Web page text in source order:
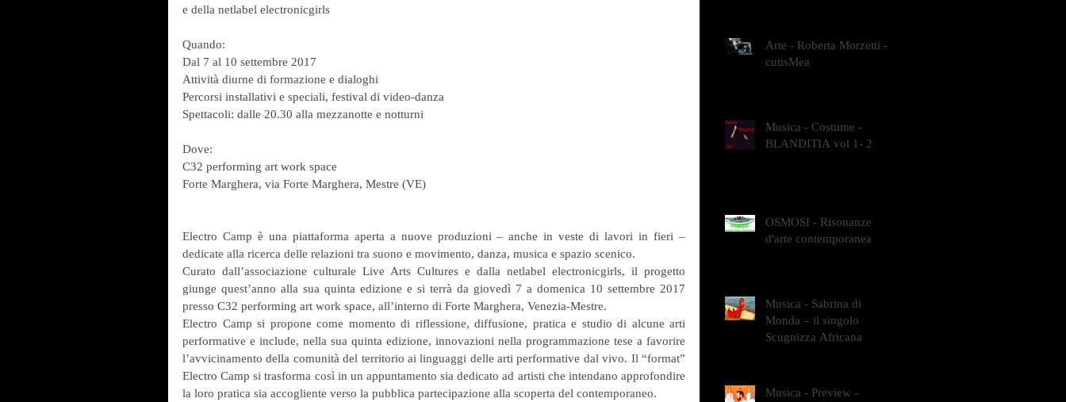
e della netlabel electronicgirls
Quando:
Dal 7 al 10 settembre 2017
Attività diurne di formazione e dialoghi
Percorsi installativi e speciali, festival di video-danza
Spettacoli: dalle 20.30 alla mezzanotte e notturni
Dove:
C32 performing art work space
Forte Marghera, via Forte Marghera, Mestre (VE)
Electro Camp è una piattaforma aperta a nuove produzioni – anche in veste di lavori in fieri –
dedicate alla ricerca delle relazioni tra suono e movimento, danza, musica e spazio scenico.
Curato dall’associazione culturale Live Arts Cultures e dalla netlabel electronicgirls, il progetto
giunge quest’anno alla sua quinta edizione e si terrà da giovedì 7 a domenica 10 settembre 2017
presso C32 performing art work space, all’interno di Forte Marghera, Venezia-Mestre.
Electro Camp si propone come momento di riflessione, diffusione, pratica e studio di alcune arti
performative e include, nella sua quinta edizione, innovazioni nella programmazione tese a favorire
l’avvicinamento della comunità del territorio ai linguaggi delle arti performative dal vivo. Il “format”
Electro Camp si trasforma così in un appuntamento sia dedicato ad artisti che intendano approfondire
la loro pratica sia accogliente verso la pubblica partecipazione alla scoperta del contemporaneo.
Arte - Roberta Morzetti -
cutisMea
Musica - Costume -
BLANDITIA vol 1- 2
OSMOSI - Risonanze
d'arte contemporanea
Musica - Sabrina di
Monda – il singolo
Scugnizza Africana
Musica - Preview -